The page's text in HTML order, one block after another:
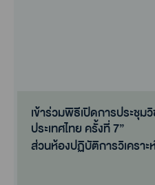
เข้าร่วมพิธีเปิดการประชุม
ประเทศไทย ครั้งที่ 7”
ส่วนห้องปฏิบัติการวิเครา